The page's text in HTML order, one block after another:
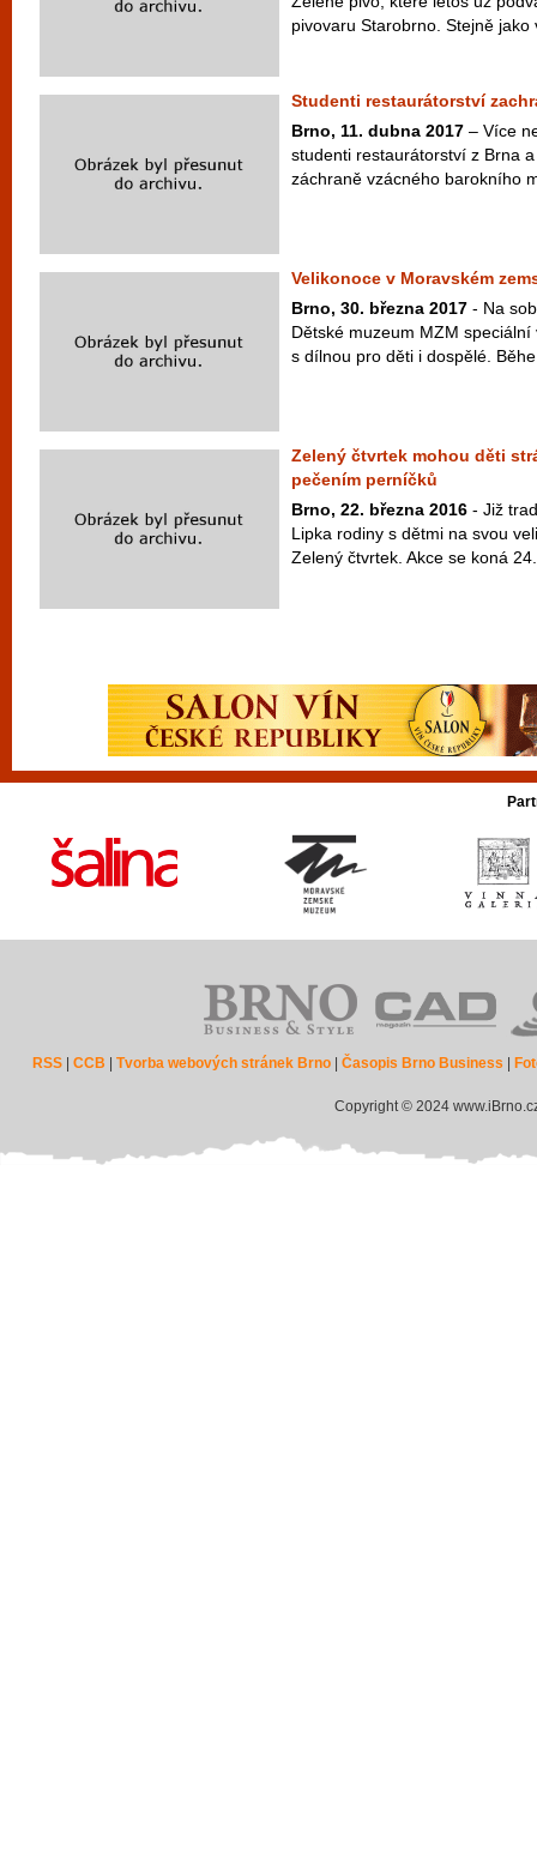
pivovaru Starobrno. Stejně
Studenti restaurátorství
Brno, 11. dubna 2017 – Více
studenti restaurátorství z Brna
záchraně vzácného barokního
Velikonoce v Moravském
Brno, 30. března 2017 - Na
Dětské muzeum MZM
s dílnou pro děti i dospělé.
Zelený čtvrtek mohou děti
pečením perníčků
Brno, 22. března 2016 - Již
Lipka rodiny s dětmi na svou
Zelený čtvrtek. Akce se koná
RSS |CCB |Tvorba webových stránek Brno |Časopis Brno Business
Copyright © 2024